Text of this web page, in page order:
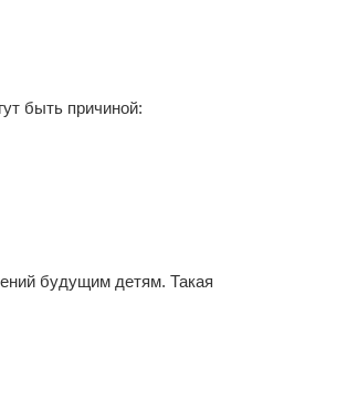
быть причиной:
будущим детям. Такая